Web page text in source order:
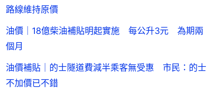
路線維持原價
油價｜18億柴油補貼明起實施 每公升3元 為期兩
個月
油價補貼｜的士隧道費減半乘客無受惠 市民：的士
不加價已不錯